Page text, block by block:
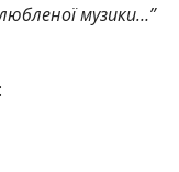
музики…”